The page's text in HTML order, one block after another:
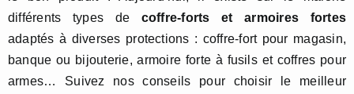
différents types de coffre-forts et armoires fortes
adaptés à diverses protections : coffre-fort pour magasin,
banque ou bijouterie, armoire forte à fusils et coffres pour
armes… Suivez nos conseils pour choisir le meilleur